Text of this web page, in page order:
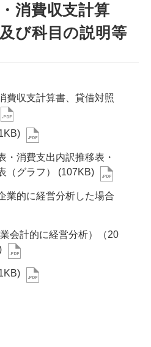
消費収支計算
び科目の説明等
費収支計算書、貸借対照
・消費支出内訳推移表・
（グラフ） (107KB)
業的に経営分析した場合
会計的に経営分析）（20